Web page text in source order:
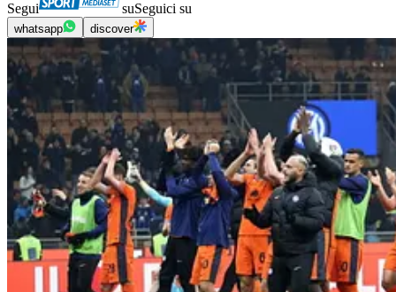
Segui suSeguici su
whatsapp discover